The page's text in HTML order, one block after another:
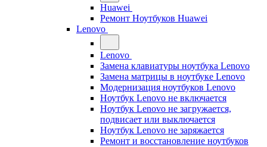
Huawei
Ремонт Ноутбуков Huawei
Lenovo
Lenovo
Замена клавиатуры ноутбука Lenovo
Замена матрицы в ноутбуке Lenovo
Модернизация ноутбуков Lenovo
Ноутбук Lenovo не включается
Ноутбук Lenovo не загружается,
подвисает или выключается
Ноутбук Lenovo не заряжается
Ремонт и восстановление ноутбуков